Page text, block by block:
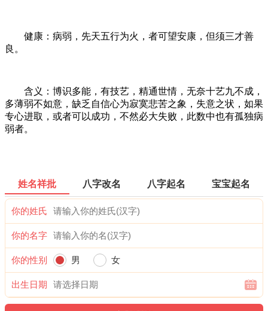
健康：病弱，先天五行为火，者可望安康，但须三才善
良。
含义：博识多能，有技艺，精通世情，无奈十艺九不成，
多薄弱不如意，缺乏自信心为寂寞悲苦之象，失意之状，如果
专心进取，或者可以成功，不然必大失败，此数中也有孤独病
弱者。
姓名祥批 八字改名 八字起名 宝宝起名
你的姓氏
你的名字
你的性别 男 女
出生日期